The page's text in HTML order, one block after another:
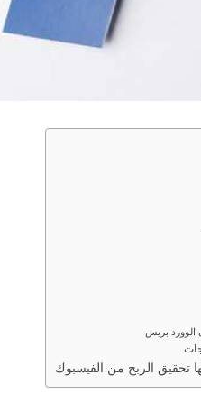
الوورد بريس
تحقيق الربح من الفيسبوك